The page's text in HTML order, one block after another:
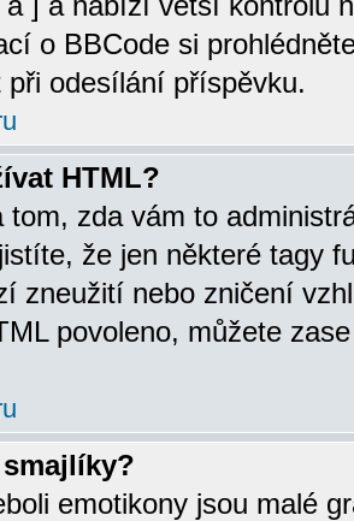
o BBCode si
při odesílání příspěvku.
HTML?
tom, zda vám to
že jen některé tagy
zneužití nebo zničení
povoleno, můžete
emotikony jsou malé